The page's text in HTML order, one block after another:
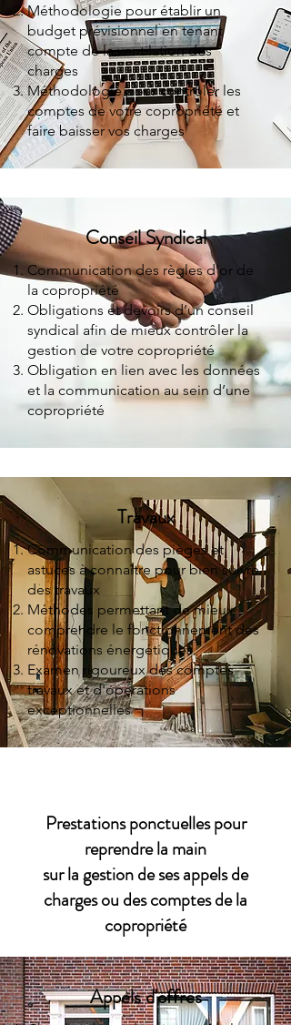
Méthodologie pour établir un
budget prévisionnel en tenant
compte de la ventilation des
charges
Méthodologie pour contrôler les
comptes de votre copropriété et
faire baisser vos charges
Conseil Syndical
Communication des règles d’or de
la copropriété
Obligations et devoirs d’un conseil
syndical afin de mieux contrôler la
gestion de votre copropriété
Obligation en lien avec les données
et la communication au sein d’une
copropriété
Travaux
Communication des pièges et
astuces à connaître pour bien suivre
des travaux
Méthodes permettant de mieux
comprendre le fonctionnement des
rénovations énergétiques
Examen rigoureux des comptes
travaux et d'opérations
exceptionnelles
Prestations ponctuelles pour
reprendre la main
sur la gestion de ses appels de
charges ou des comptes de la
copropriété
Appels d'offres